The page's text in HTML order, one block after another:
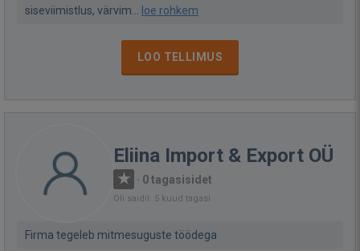
siseviimistlus, värvim...
loe rohkem
LOO TELLIMUS
Eliina Import & Export OÜ
· 0 tagasisidet
Oli saidil: 5 kuud tagasi
Firma tegeleb mitmesuguste töödega